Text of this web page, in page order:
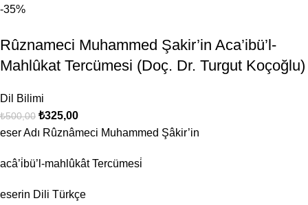
-35%
Rûznameci Muhammed Şakir’in Aca’ibü’l-
Mahlûkat Tercümesi (Doç. Dr. Turgut Koçoğlu)
Dil Bilimi
₺500,00 ₺325,00
eser Adı Rûznâmeci Muhammed Şâkir’in
acâ’i̇bü’l-mahlûkât Tercümesi̇
eserin Dili Türkçe